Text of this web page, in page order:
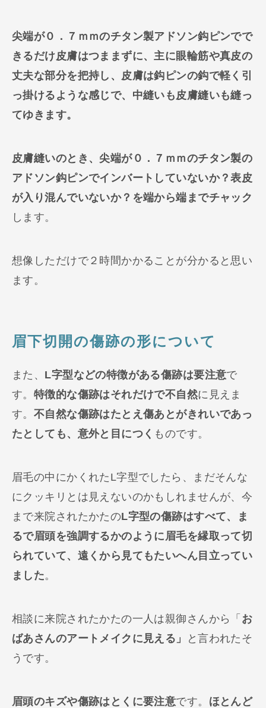
尖端が０．７ｍｍのチタン製アドソン鈎ピンでで
きるだけ皮膚はつままずに、主に眼輪筋や真皮の
丈夫な部分を把持し、皮膚は鈎ピンの鈎で軽く引
っ掛けるような感じで、中縫いも皮膚縫いも縫っ
てゆきます。
皮膚縫いのとき、尖端が０．７ｍｍのチタン製の
アドソン鈎ピンでインバートしていないか？表皮
が入り混んでいないか？を端から端までチャック
します。
想像しただけで２時間かかることが分かると思い
ます。
眉下切開の傷跡の形について
また、 L字型などの特徴がある傷跡は要注意で
す。 特徴的な傷跡はそれだけで不自然に見えま
す。 不自然な傷跡はたとえ傷あとがきれいであっ
たとしても、意外と目につく ものです。
眉毛の中にかくれたL字型でしたら、まだそんな
にクッキリとは見えないのかもしれませんが、今
まで来院されたかたのL字型の傷跡はすべて、ま
るで眉頭を強調するかのように眉毛を縁取って切
られていて、遠くから見てもたいへん目立ってい
ました。
相談に来院されたかたの一人は親御さんから「お
ばあさんのアートメイクに見える」
と言われたそ
うです。
眉頭のキズや傷跡はとくに要注意です。 ほとんど